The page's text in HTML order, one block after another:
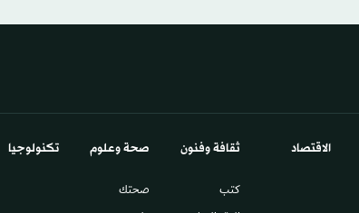
الاقتصاد ثقافة وفنون
كتب
صحة وعلوم
صحتك
تكنولوجيا